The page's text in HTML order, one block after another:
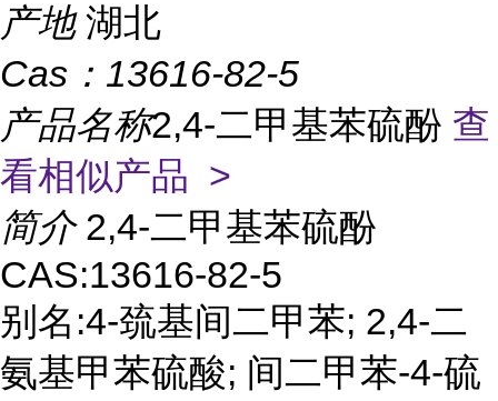
产地 湖北
Cas： 13616-82-5
产品名称2,4-二甲基苯硫酚 查
看相似产品 >
简介 2,4-二甲基苯硫酚
CAS:13616-82-5
别名:4-巯基间二甲苯; 2,4-二
氨基甲苯硫酸; 间二甲苯-4-硫